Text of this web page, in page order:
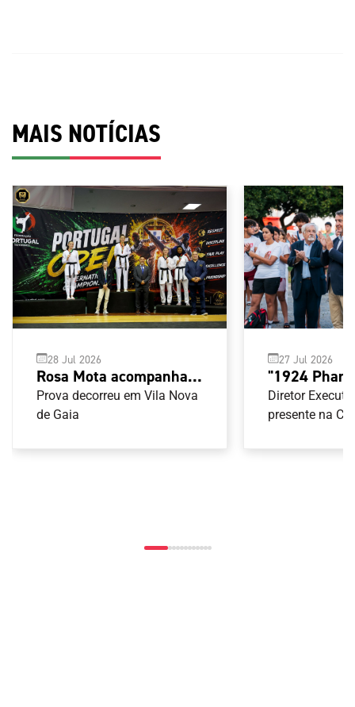
MAIS NOTÍCIAS
28 Jul 2026
Rosa Mota acompanha
Open G1 de Taekwondo
Prova decorreu em Vila Nova
de Gaia
27 Jul 2026
"1924
decorreu
Arcos
Diretor
presente na